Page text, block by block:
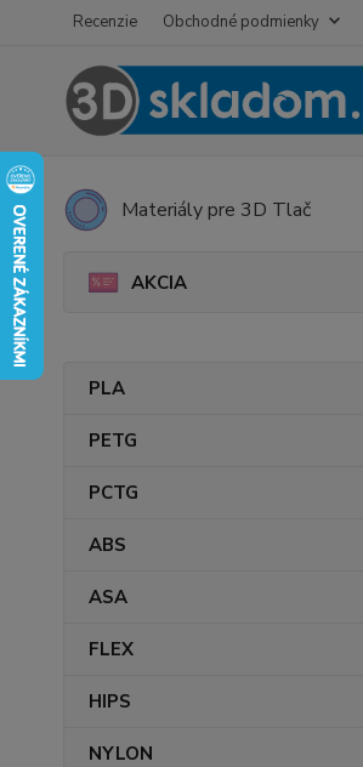
Recenzie Obchodné podmienky
Materiály pre 3D Tlač
AKCIA
PLA
PETG
PCTG
ABS
ASA
FLEX
HIPS
NYLON